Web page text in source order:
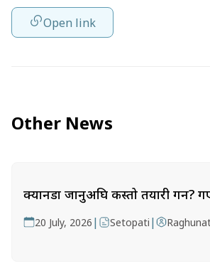
Open link
Other News
क्यानडा जानुअघि कस्तो तयारी गर्ने?
20 July, 2026 | Setopati |